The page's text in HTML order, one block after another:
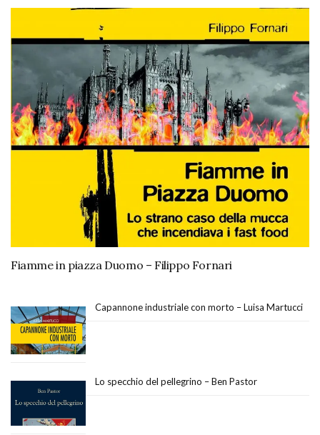
Fiamme in piazza Duomo – Filippo Fornari
Capannone industriale con morto – Luisa Martucci
Lo specchio del pellegrino – Ben Pastor